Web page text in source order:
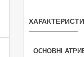
ОСНОВНІ